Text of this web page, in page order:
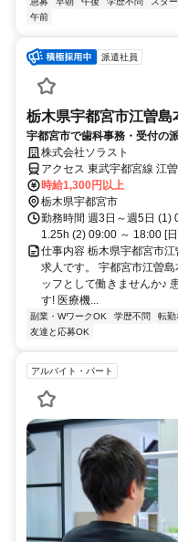
午前
派遣社員
栃木県宇都宮市江曽
宇都宮市で歯科事務・受付の
株式会社ソラスト
アクセス 東武宇都宮線 江
宮南口徒歩約22分、ＪＲ日
分,マイカー通勤可,敷地内全
時給1,300円以上
栃木県宇都宮市
勤務時間 週3日～週5日 (1)
1.25h (2) 09:00 ～ 18:00 [
仕事内容 栃木県宇都宮市
求人です。 宇都宮市江曽
ッフとして働きませんか♪
す! 医療機...
副業・WワークOK 学歴不問 転勤
友達と応募OK
アルバイト・パート